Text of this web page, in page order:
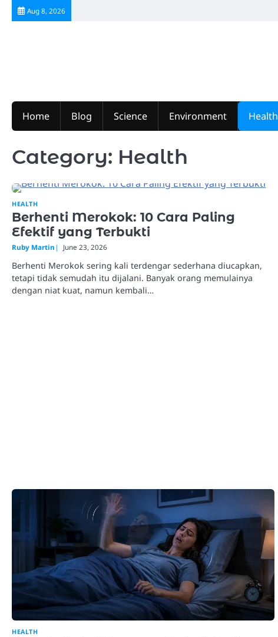
Skip
Aug 8, 2026
Home Blog Science Environment Health
Category: Health
HEALTH
Berhenti Merokok: 10 Cara Paling
Efektif yang Terbukti
Ruby Martin June 23, 2026
Berhenti Merokok sering kali terdengar sederhana diucapkan,
tetapi tidak semudah itu dijalani. Banyak orang memulainya
dengan niat kuat, namun kembali…
HEALTH